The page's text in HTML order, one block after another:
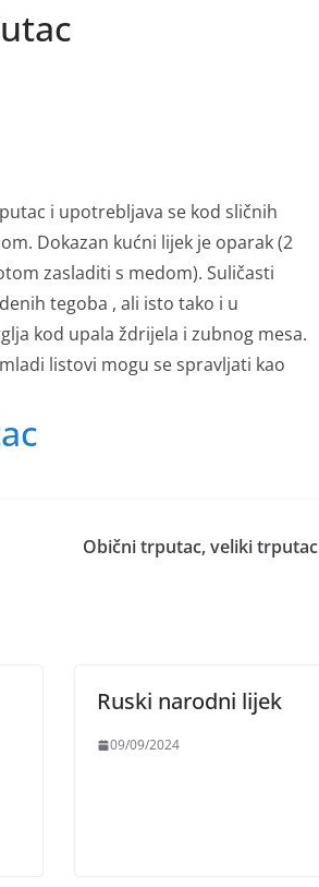
i upotrebljava se kod sličnih
Dokazan kućni lijek je oparak (2
zasladiti s medom). Suličasti
tegoba , ali isto tako i u
kod upala ždrijela i zubnog mesa.
listovi mogu se spravljati kao
Obični trputac, veliki trputac
Ruski narodni lijek
09/09/2024